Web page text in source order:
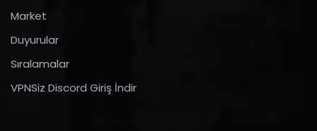
Market
Duyurular
Sıralamalar
VPNSiz Discord Giriş İndir